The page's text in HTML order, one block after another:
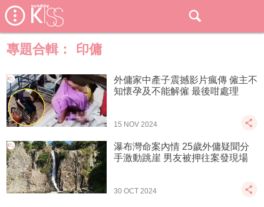
專題合輯： 印傭
外傭家中產子震撼影片瘋傳 僱主不
知懷孕及不能解僱 最後咁處理
15 NOV 2024
瀑布灣命案內情 25歲外傭疑聞分
手激動跳崖 男友被押往案發現場
30 OCT 2024